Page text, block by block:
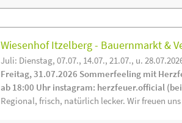
Wiesenhof Itzelberg - Bauernmarkt &
Juli: Dienstag, 07.07., 14.07., 21.07., u.
Freitag, 31.07.2026 Sommerfeeling mit
ab 18:00 Uhr instagram: herzfeuer.official
Regional, frisch, natürlich lecker. Wir freuen